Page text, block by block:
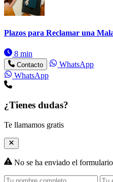
Plazos para Reclamar una
8 min
Contacto
WhatsApp
WhatsApp
¿Tienes dudas?
Te llamamos gratis
No se ha enviado el formulario